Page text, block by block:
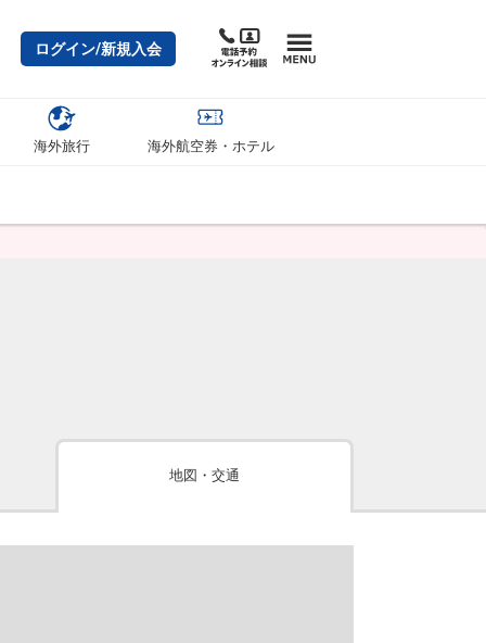
ログイン/新規入会
海外旅行 海外航空券・ホテル
地図・交通